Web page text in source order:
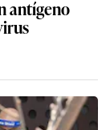
antígeno